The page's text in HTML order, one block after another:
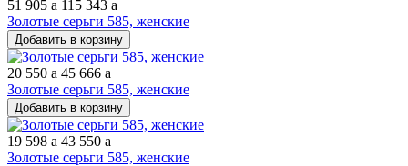
51 905 a 115 343 a
Золотые серьги 585, женские
Добавить в корзину
20 550 a 45 666 a
Золотые серьги 585, женские
Добавить в корзину
19 598 a 43 550 a
Золотые серьги 585, женские